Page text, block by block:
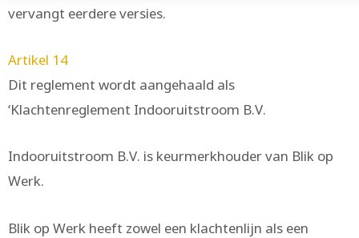
vervangt eerdere versies.
Artikel 14
Dit reglement wordt aangehaald als
‘Klachtenreglement Indooruitstroom B.V.
Indooruitstroom B.V. is keurmerkhouder van Blik op
Werk.
Blik op Werk heeft zowel een klachtenlijn als een